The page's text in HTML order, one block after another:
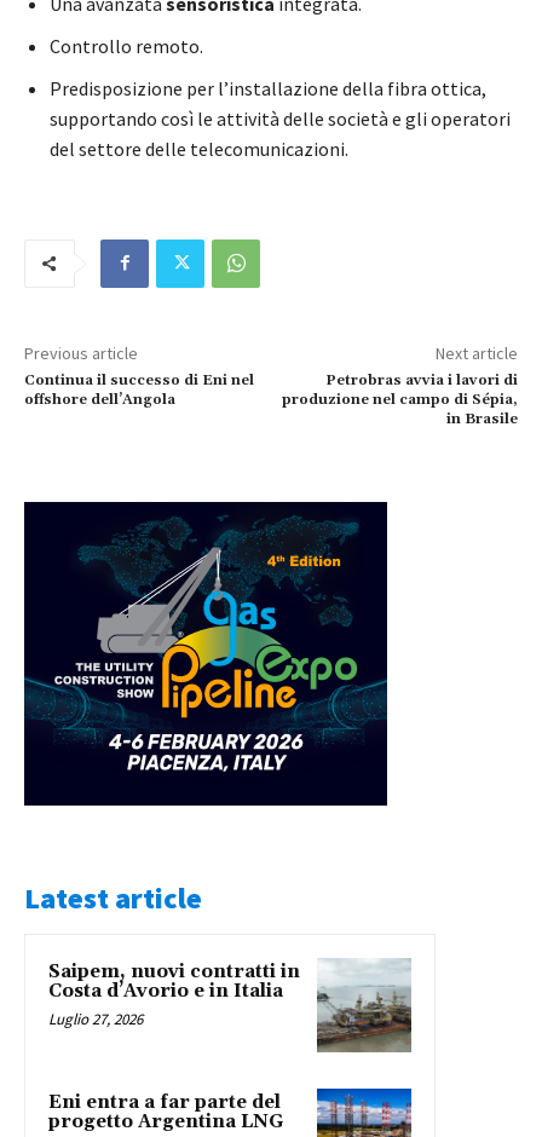
Controllo remoto.
Predisposizione per l’installazione della fibra ottica,
supportando così le attività delle società e gli operatori
del settore delle telecomunicazioni.
Previous article
Continua il successo di Eni nel
offshore dell’Angola
Next article
Petrobras avvia i lavori di
produzione nel campo di Sépia,
in Brasile
Latest article
Saipem, nuovi contratti in
Costa d’Avorio e in Italia
Luglio 27, 2026
Eni entra a far parte del
progetto Argentina LNG